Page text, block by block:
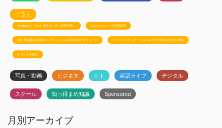
コラム
Ayudanteの「GA4: 基本から学ぶ最新分析」 JSSのトロント生活相談室
カナダ政府公認移民コンサルタント白石有紀のビザニュース メープルエデュケーションのカナダ留学お役立ち情報
トロント不動産
写真・動画 ビジネス ヒト 英語ライフ デジタル
スクール 知っ得まめ知識 Sponsored
月別アーカイブ